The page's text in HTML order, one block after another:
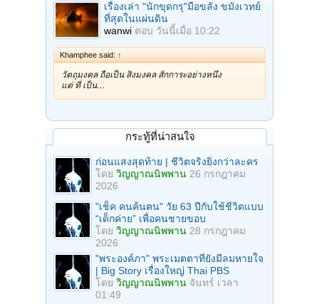
เรื่องเล่า "นักขุดกรุ"มือขลัง ขมังเวทย์
ที่สุดในแผ่นดิน
wanwi ตอบ วันนี้เมื่อ 10:22
Khamphee said: ↑
วัตถุมงคล ถือเป็น สิ่งมงคล สักการะอย่างหนึ่ง
แต่ ที่ เป็น…
กระทู้ที่น่าสนใจ
ก่อนแสงสุดท้าย | ชีวิตจริงยิ่งกว่าละคร
โดย วิญญาณนิพพาน 26 กรกฎาคม
2026
"เช็ค คนค้นฅน" วัย 63 ปีกับใช้ชีวิตแบบ
“เด็กค่าย” เพื่อคนชายขอบ
โดย วิญญาณนิพพาน 28 กรกฎาคม
2026
"พระองค์ภา" พระเมตตาที่ยังมีลมหายใจ
| Big Story เรื่องใหญ่ Thai PBS
โดย วิญญาณนิพพาน จันทร์ เวลา
01:49